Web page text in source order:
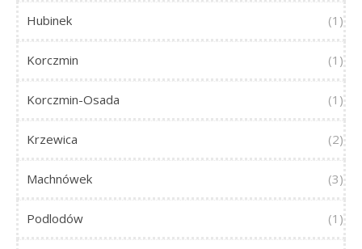
Hubinek (1)
Korczmin (1)
Korczmin-Osada (1)
Krzewica (2)
Machnówek (3)
Podlodów (1)